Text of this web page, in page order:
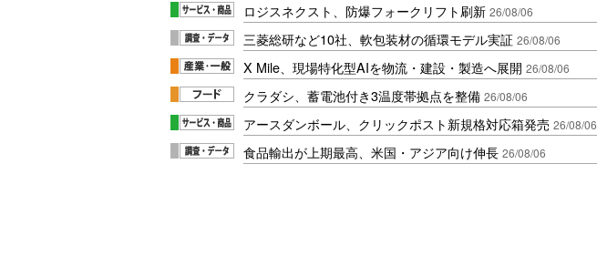
ロジスネクスト、防爆フォークリフト刷新 26/08/06
三菱総研など10社、軟包装材の循環モデル実証 26/08/06
X Mile、現場特化型AIを物流・建設・製造へ展開 26/08/06
クラダシ、蓄電池付き3温度帯拠点を整備 26/08/06
アースダンボール、クリックポスト新規格対応箱発売 26/08/06
食品輸出が上期最高、米国・アジア向け伸長 26/08/06